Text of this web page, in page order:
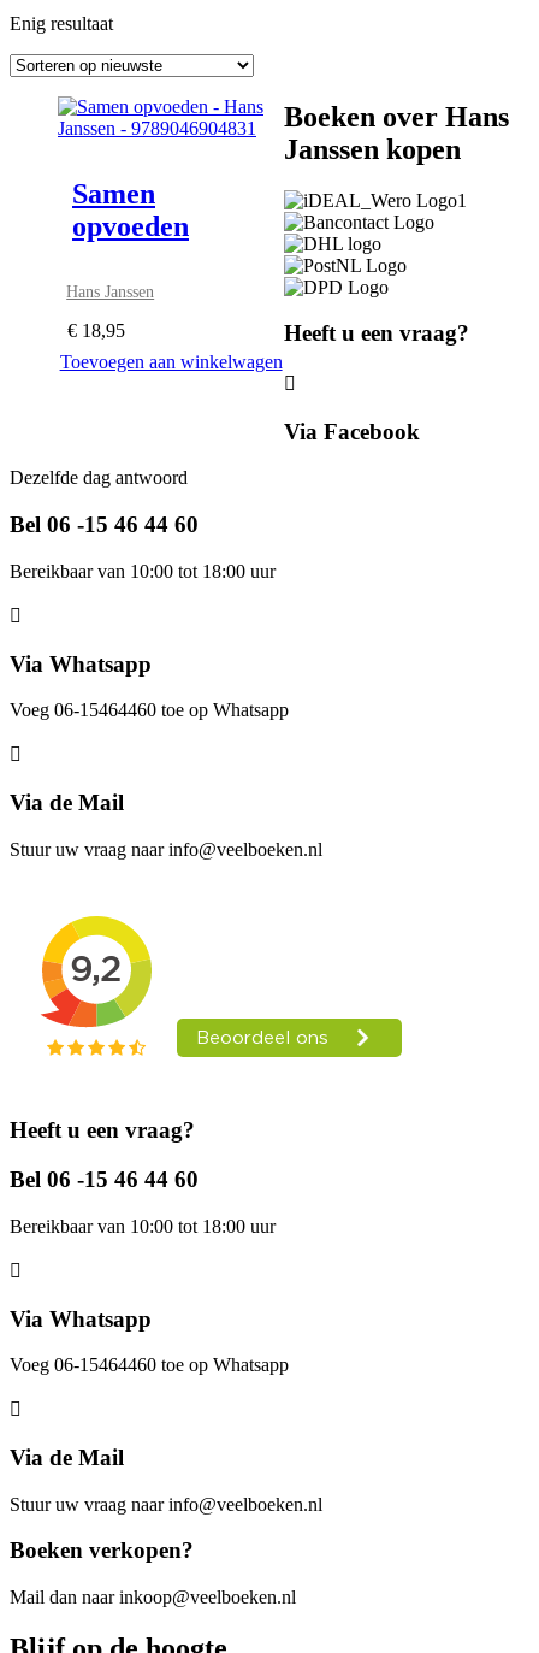
Enig resultaat
Samen
opvoeden
Hans Janssen
€ 18,95
Toevoegen aan winkelwagen
Boeken over Hans
Janssen kopen
Heeft u een vraag?
Via Facebook
Dezelfde dag antwoord
Bel 06 -15 46 44 60
Bereikbaar van 10:00 tot 18:00 uur
Via Whatsapp
Voeg 06-15464460 toe op Whatsapp
Via de Mail
Stuur uw vraag naar info@veelboeken.nl
Heeft u een vraag?
Bel 06 -15 46 44 60
Bereikbaar van 10:00 tot 18:00 uur
Via Whatsapp
Voeg 06-15464460 toe op Whatsapp
Via de Mail
Stuur uw vraag naar info@veelboeken.nl
Boeken verkopen?
Mail dan naar inkoop@veelboeken.nl